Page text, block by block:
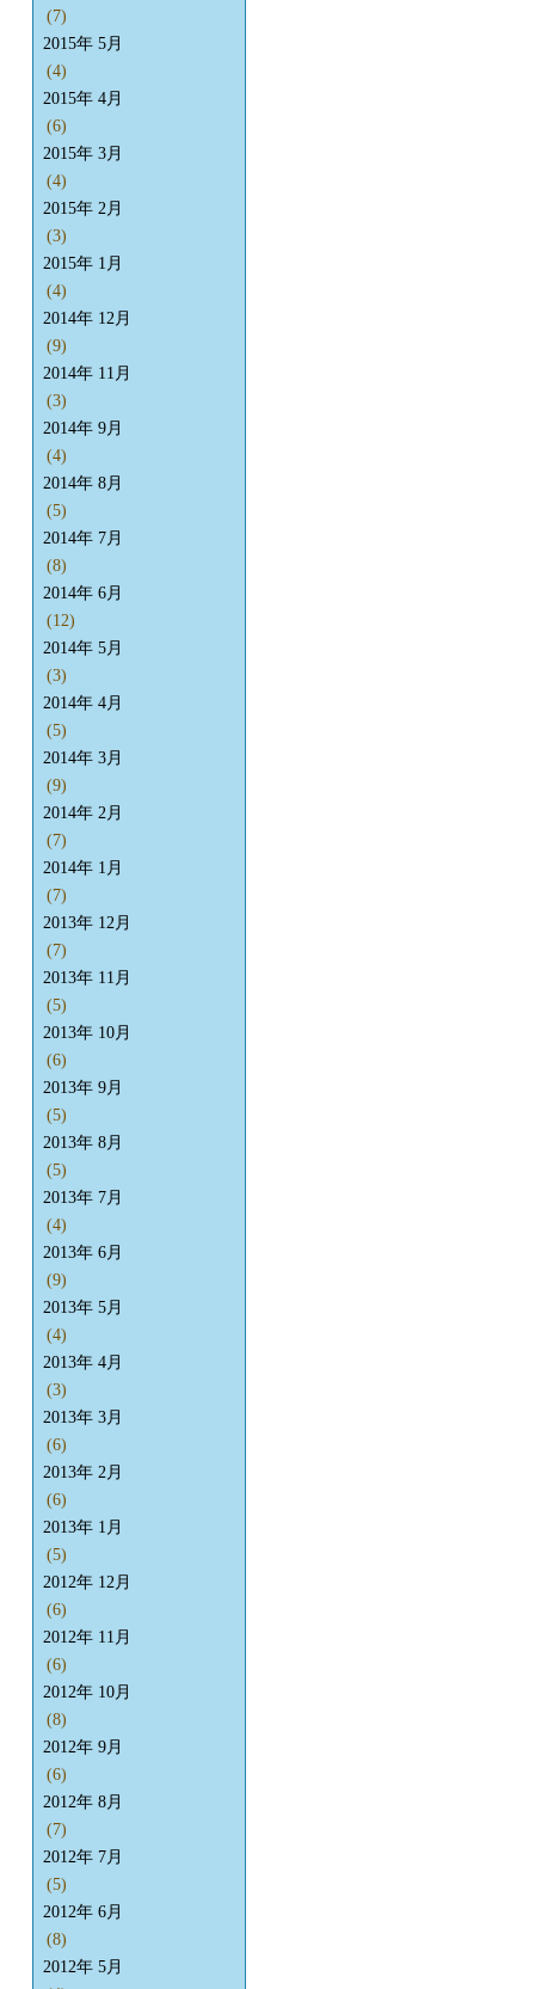
(7)
2015年 5月
(4)
2015年 4月
(6)
2015年 3月
(4)
2015年 2月
(3)
2015年 1月
(4)
2014年 12月
(9)
2014年 11月
(3)
2014年 9月
(4)
2014年 8月
(5)
2014年 7月
(8)
2014年 6月
(12)
2014年 5月
(3)
2014年 4月
(5)
2014年 3月
(9)
2014年 2月
(7)
2014年 1月
(7)
2013年 12月
(7)
2013年 11月
(5)
2013年 10月
(6)
2013年 9月
(5)
2013年 8月
(5)
2013年 7月
(4)
2013年 6月
(9)
2013年 5月
(4)
2013年 4月
(3)
2013年 3月
(6)
2013年 2月
(6)
2013年 1月
(5)
2012年 12月
(6)
2012年 11月
(6)
2012年 10月
(8)
2012年 9月
(6)
2012年 8月
(7)
2012年 7月
(5)
2012年 6月
(8)
2012年 5月